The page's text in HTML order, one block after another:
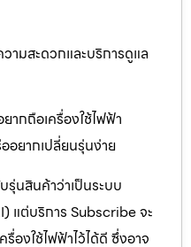
ามสะดวกและบริการดูแล
ากถือเครื่องใช้ไฟฟ้า
อยากเปลี่ยนรุ่นง่าย
รุ่นสินค้าว่าเป็นระบบ
แต่บริการ Subscribe จะ
องใช้ไฟฟ้าไว้ได้ดี ซึ่งอาจ